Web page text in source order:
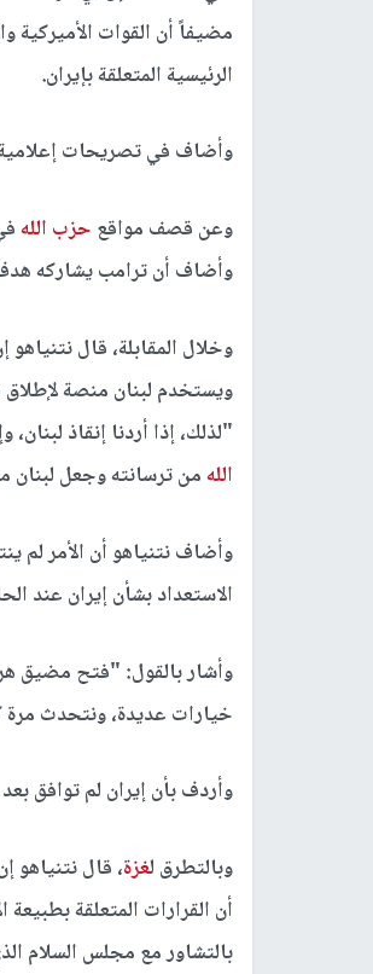
مضيفاً أن القوات الأميركية
الرئيسية المتعلقة بإيران.
وأضاف في تصريحات
وعن قصف مواقع حزب الله
وأضاف أن ترامب يشاركه
وخلال المقابلة، قال نتنياهو
ويستخدم لبنان منصة
"لذلك، إذا أردنا إنقاذ
اللهمن ترسانته وجعل لبنان
وأضاف نتنياهو أن الأمر لم
الاستعداد بشأن إيران عند
وأشار بالقول: "فتح مضيق
خيارات عديدة، ونتحدث
وأردف بأن إيران لم توافق
وبالتطرق لغزة، قال نتنياهو
أن القرارات المتعلقة
بالتشاور مع مجلس السلام